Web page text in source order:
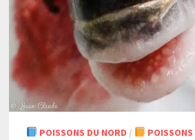
POISSONS DU NORD / POISSONS